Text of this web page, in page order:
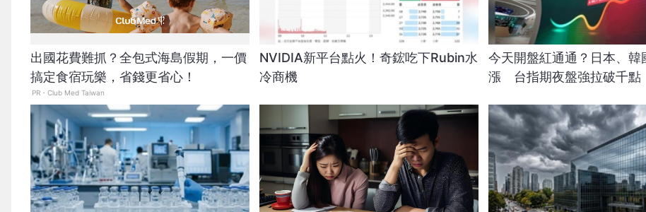
出國花費難抓？全包式海島假期，一價
搞定食宿玩樂，省錢更省心！
PR・Club Med Taiwan
NVIDIA新平台點火！奇鋐吃下Rubin水
冷商機
今天開盤紅通通？日本、韓
漲 台指期夜盤強拉破千點